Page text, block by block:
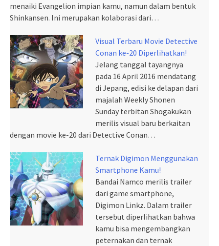
menaiki Evangelion impian kamu, namun dalam bentuk
Shinkansen. Ini merupakan kolaborasi dari…
Visual Terbaru Movie Detective
Conan ke-20 Diperlihatkan!
Jelang tanggal tayangnya
pada 16 April 2016 mendatang
di Jepang, edisi ke delapan dari
majalah Weekly Shonen
Sunday terbitan Shogakukan
merilis visual baru berkaitan
dengan movie ke-20 dari Detective Conan…
Ternak Digimon Menggunakan
Smartphone Kamu!
Bandai Namco merilis trailer
dari game smartphone,
Digimon Linkz. Dalam trailer
tersebut diperlihatkan bahwa
kamu bisa mengembangkan
peternakan dan ternak